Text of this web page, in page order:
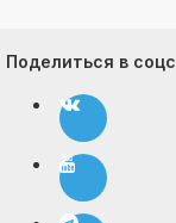
Поделиться в